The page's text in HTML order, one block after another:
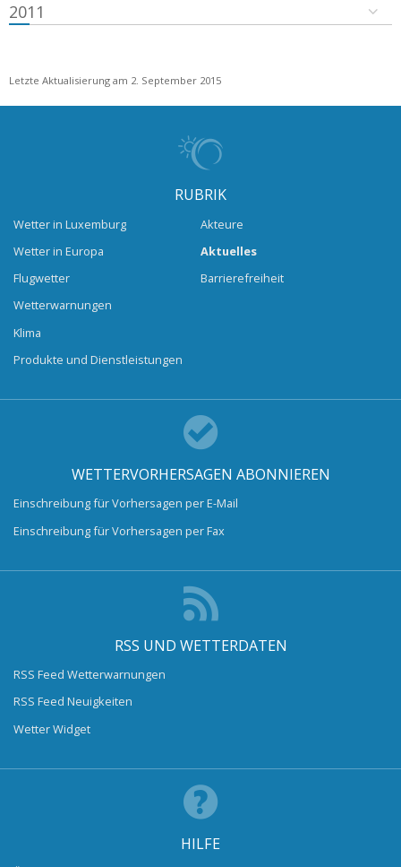
2011
Letzte Aktualisierung am 2. September 2015
RUBRIK
Wetter in Luxemburg
Wetter in Europa
Flugwetter
Wetterwarnungen
Klima
Produkte und Dienstleistungen
Akteure
Aktuelles
Barrierefreiheit
WETTERVORHERSAGEN ABONNIEREN
Einschreibung für Vorhersagen per E-Mail
Einschreibung für Vorhersagen per Fax
RSS UND WETTERDATEN
RSS Feed Wetterwarnungen
RSS Feed Neuigkeiten
Wetter Widget
HILFE